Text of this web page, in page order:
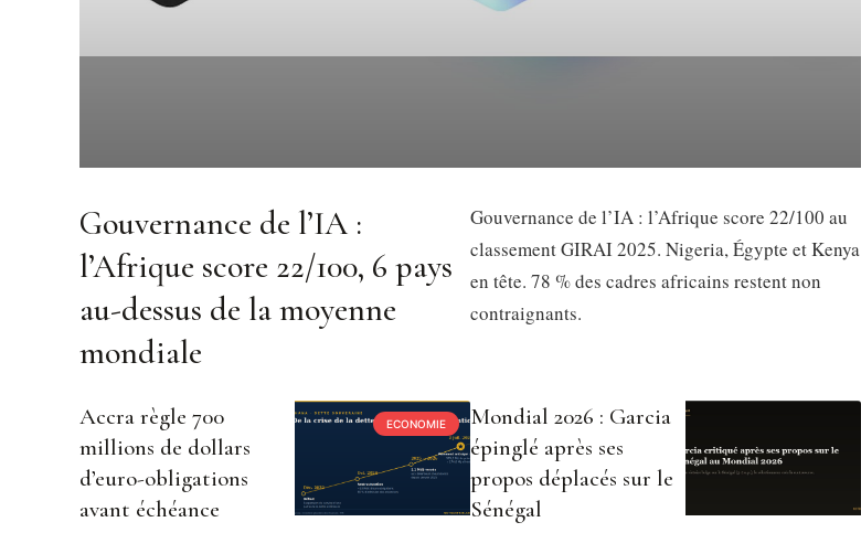
Gouvernance de l’IA :
l’Afrique score 22/100, 6 pays
au-dessus de la moyenne
mondiale
Gouvernance de l’IA : l’Afrique score 22/100 au
classement GIRAI 2025. Nigeria, Égypte et Kenya
en tête. 78 % des cadres africains restent non
contraignants.
ECONOMIE
Accra règle 700
millions de dollars
d’euro-obligations
avant échéance
Mondial 2026 : Garcia
épinglé après ses
propos déplacés sur le
Sénégal